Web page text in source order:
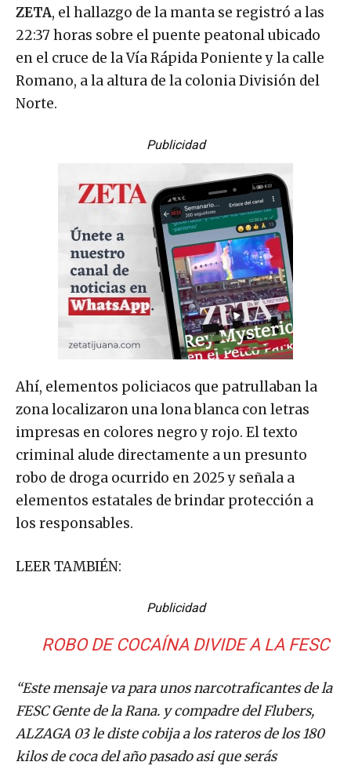
ZETA, el hallazgo de la manta se registró a las
22:37 horas sobre el puente peatonal ubicado
en el cruce de la Vía Rápida Poniente y la calle
Romano, a la altura de la colonia División del
Norte.
Publicidad
Ahí, elementos policiacos que patrullaban la
zona localizaron una lona blanca con letras
impresas en colores negro y rojo. El texto
criminal alude directamente a un presunto
robo de droga ocurrido en 2025 y señala a
elementos estatales de brindar protección a
los responsables.
LEER TAMBIÉN:
Publicidad
ROBO DE COCAÍNA DIVIDE A LA FESC
“Este mensaje va para unos narcotraficantes de la
FESC Gente de la Rana. y compadre del Flubers,
ALZAGA 03 le diste cobija a los rateros de los 180
kilos de coca del año pasado asi que serás